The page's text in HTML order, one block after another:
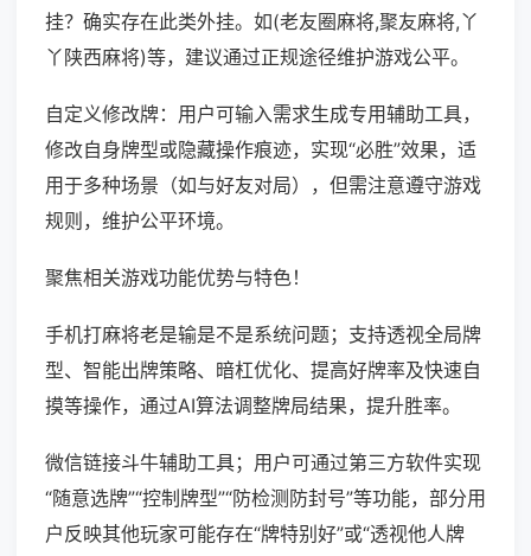
挂？确实存在此类外挂。如(老友圈麻将,聚友麻将,丫
丫陕西麻将)等，建议通过正规途径维护游戏公平。
自定义修改牌：用户可输入需求生成专用辅助工具，
修改自身牌型或隐藏操作痕迹，实现“必胜”效果，适
用于多种场景（如与好友对局），但需注意遵守游戏
规则，维护公平环境。
聚焦相关游戏功能优势与特色！
手机打麻将老是输是不是系统问题；支持透视全局牌
型、智能出牌策略、暗杠优化、提高好牌率及快速自
摸等操作，通过AI算法调整牌局结果，提升胜率。
微信链接斗牛辅助工具；用户可通过第三方软件实现
“随意选牌”“控制牌型”“防检测防封号”等功能，部分用
户反映其他玩家可能存在“牌特别好”或“透视他人牌